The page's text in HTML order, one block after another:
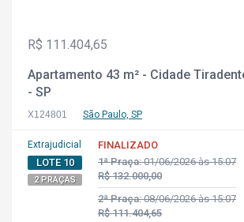
R$ 111.404,65
Apartamento 43 m² - Cidade
- SP
X124801 São Paulo, SP
Extrajudicial
LOTE 10
2 PRAÇAS
FINALIZADO
1ª Praça:01/06/2026 às 15:07
R$ 132.000,00
2ª Praça:08/06/2026 às 15:07
R$ 111.404,65